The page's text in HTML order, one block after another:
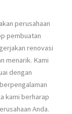
perusahaan
pembuatan
renovasi
menarik. Kami
dengan
kami berharap
Anda.